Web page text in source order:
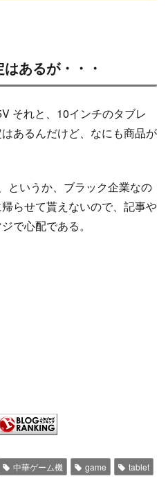
あるが・・・
それと、10インチのタブレ
あるんだけど、なにも商品が
というか、ブラック企業なの
らせて貰えないので、記事や
で心配である。
中華ゲーム機 game
tablet